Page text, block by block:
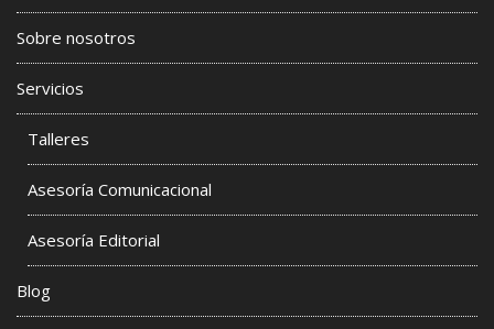
Sobre nosotros
Servicios
Talleres
Asesoría Comunicacional
Asesoría Editorial
Blog